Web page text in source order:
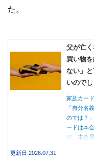
た。
父が亡
買い物
ない」
いのでし
家族カー
「自分名
のでは？
ードは本
り、本会
更新日:2026.07.31